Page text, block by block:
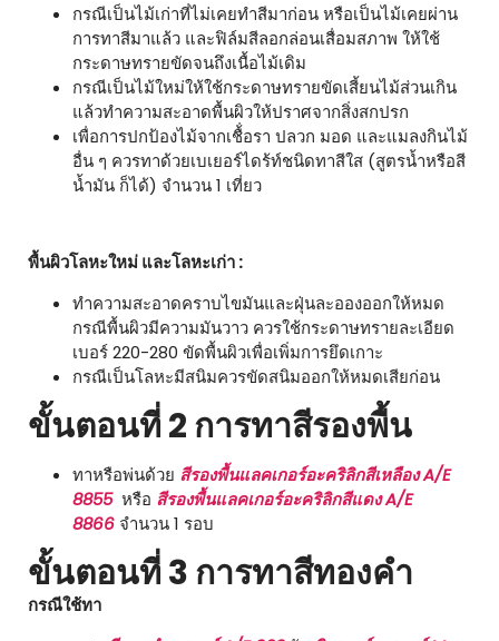
กรณีเป็นไม้เก่าที่ไม่เคยทำสีมาก่อน หรือเป็นไม้เคยผ่าน
การทาสีมาแล้ว และฟิล์มสีลอกล่อนเสื่อมสภาพ ให้ใช้
กระดาษทรายขัดจนถึงเนื้อไม้เดิม
กรณีเป็นไม้ใหม่ให้ใช้กระดาษทรายขัดเสี้ยนไม้ส่วนเกิน
แล้วทำความสะอาดพื้นผิวให้ปราศจากสิ่งสกปรก
เพื่อการปกป้องไม้จากเชื้่อรา ปลวก มอด และแมลงกินไม้
อื่น ๆ ควรทาด้วยเบเยอร์ไดร้ท์ชนิดทาสีใส (สูตรน้ำหรือสี
น้ำมัน ก็ได้) จำนวน 1 เที่ยว
พื้นผิวโลหะใหม่ และโลหะเก่า :
ทำความสะอาดคราบไขมันและฝุ่นละอองออกให้หมด
กรณีพื้นผิวมีความมันวาว ควรใช้กระดาษทรายละเอียด
เบอร์ 220-280 ขัดพื้นผิวเพื่อเพิ่มการยึดเกาะ
กรณีเป็นโลหะมีสนิมควรขัดสนิมออกให้หมดเสียก่อน
ขั้นตอนที่ 2 การทาสีรองพื้น
ทาหรือพ่นด้วย สีรองพื้นแลคเกอร์อะคริลิกสีเหลือง A/E
8855หรือ สีรองพื้นแลคเกอร์อะคริลิกสีแดง A/E
8866 จำนวน 1 รอบ
ขั้นตอนที่ 3 การทาสีทองคำ
กรณีใช้ทา